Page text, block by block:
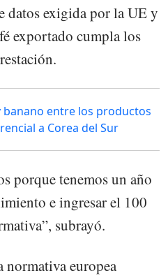
datos exigida por la UE y
exportado cumpla los
banano entre los productos
a Corea del Sur
porque tenemos un año
e ingresar el 100
subrayó.
europea